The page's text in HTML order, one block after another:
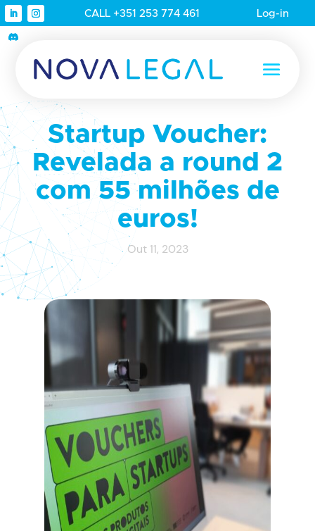
CALL +351 253 774 461 Log-in
Startup Voucher:
Revelada a round 2
com 55 milhões de
euros!
Out 11, 2023